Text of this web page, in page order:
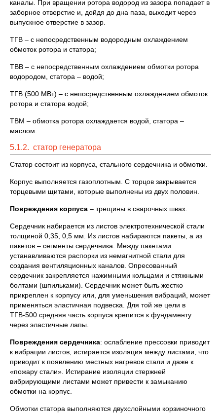
каналы. При вращении ротора водород из зазора попадает в
заборное отверстие и, дойдя до дна паза, выходит через
выпускное отверстие в зазор.
ТГВ – с непосредственным водородным охлаждением
обмоток ротора и статора;
ТВВ – с непосредственным охлаждением обмотки ротора
водородом, статора – водой;
ТГВ (500 МВт) – с непосредственным охлаждением обмоток
ротора и статора водой;
ТВМ – обмотка ротора охлаждается водой, статора –
маслом.
5.1.2. статор генератора
Статор состоит из корпуса, стального сердечника и обмотки.
Корпус выполняется газоплотным. С торцов закрывается
торцевыми щитами, которые выполнены из двух половин.
Повреждения корпуса – трещины в сварочных швах.
Сердечник набирается из листов электротехнической стали
толщиной 0,35, 0,5 мм. Из листов набираются пакеты, а из
пакетов – сегменты сердечника. Между пакетами
устанавливаются распорки из немагнитной стали для
создания вентиляционных каналов. Опресованный
сердечник закрепляется нажимными кольцами и стяжными
болтами (шпильками). Сердечник может быть жестко
прикреплен к корпусу или, для уменьшения вибраций, может
применяться эластичная подвеска. Для той же цели в
ТГВ-500 средняя часть корпуса крепится к фундаменту
через эластичные лапы.
Повреждения сердечника: ослабление прессовки приводит
к вибрации листов, истирается изоляция между листами, что
приводит к появлению местных нагревов стали и даже к
«пожару стали». Истирание изоляции стержней
вибрирующими листами может привести к замыканию
обмотки на корпус.
Обмотки статора выполняются двухслойными корзиночного